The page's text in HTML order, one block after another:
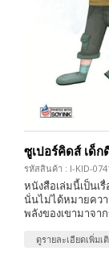
ซูเปอร์คิดส์ เด็ก
รหัสสินค้า : I-KID-
หนังสือเล่มนี้เป็นเ
นั่นไม่ได้หมายคว
พลังของเขามาจา
ดูรายละเอียดเพิ่มเ